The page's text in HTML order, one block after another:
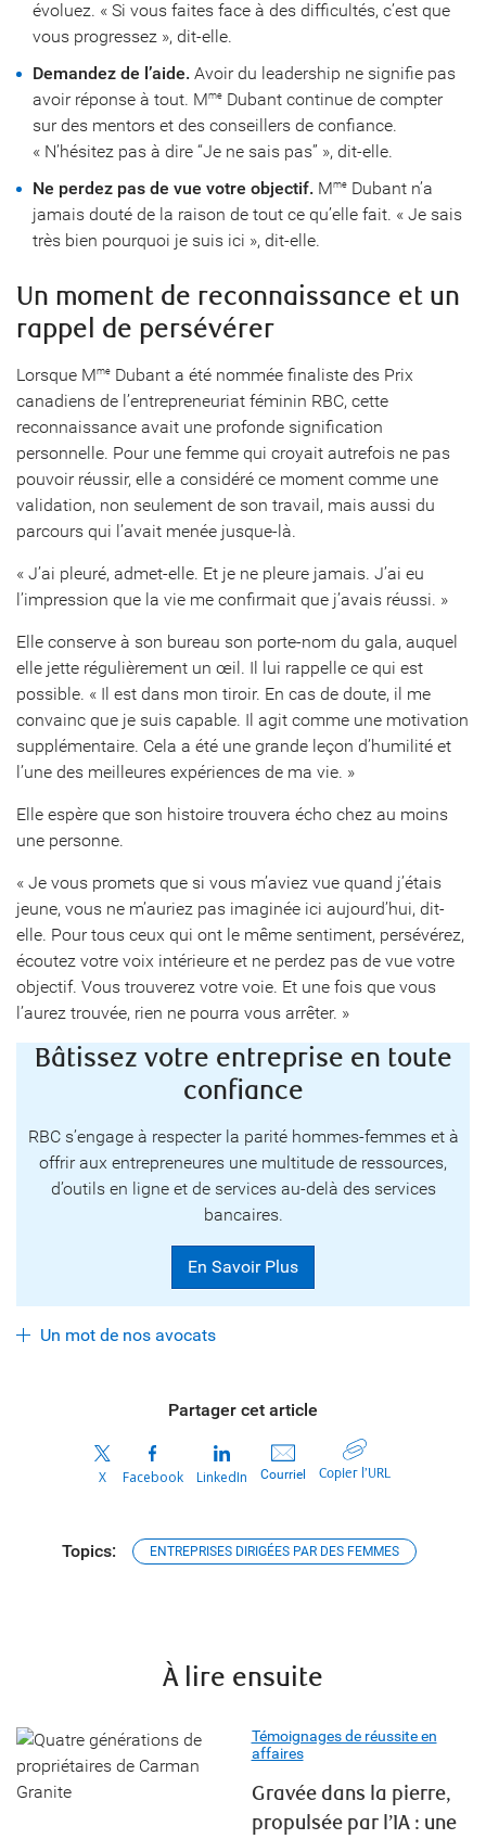
évoluez. « Si vous faites face à des difficultés, c’est que
vous progressez », dit-elle.
Demandez de l’aide. Avoir du leadership ne signifie pas
avoir réponse à tout. Mme Dubant continue de compter
sur des mentors et des conseillers de confiance.
« N’hésitez pas à dire “Je ne sais pas” », dit-elle.
Ne perdez pas de vue votre objectif. Mme Dubant n’a
jamais douté de la raison de tout ce qu’elle fait. « Je sais
très bien pourquoi je suis ici », dit-elle.
Un moment de reconnaissance et un
rappel de persévérer
Lorsque Mme Dubant a été nommée finaliste des Prix
canadiens de l’entrepreneuriat féminin RBC, cette
reconnaissance avait une profonde signification
personnelle. Pour une femme qui croyait autrefois ne pas
pouvoir réussir, elle a considéré ce moment comme une
validation, non seulement de son travail, mais aussi du
parcours qui l’avait menée jusque-là.
« J’ai pleuré, admet-elle. Et je ne pleure jamais. J’ai eu
l’impression que la vie me confirmait que j’avais réussi. »
Elle conserve à son bureau son porte-nom du gala, auquel
elle jette régulièrement un œil. Il lui rappelle ce qui est
possible. « Il est dans mon tiroir. En cas de doute, il me
convainc que je suis capable. Il agit comme une motivation
supplémentaire. Cela a été une grande leçon d’humilité et
l’une des meilleures expériences de ma vie. »
Elle espère que son histoire trouvera écho chez au moins
une personne.
« Je vous promets que si vous m’aviez vue quand j’étais
jeune, vous ne m’auriez pas imaginée ici aujourd’hui, dit-
elle. Pour tous ceux qui ont le même sentiment, persévérez,
écoutez votre voix intérieure et ne perdez pas de vue votre
objectif. Vous trouverez votre voie. Et une fois que vous
l’aurez trouvée, rien ne pourra vous arrêter. »
Bâtissez votre entreprise en toute
confiance
RBC s’engage à respecter la parité hommes-femmes et à
offrir aux entrepreneures une multitude de ressources,
d’outils en ligne et de services au-delà des services
bancaires.
En Savoir Plus
Un mot de nos avocats
Partager cet article
X Facebook LinkedIn Courriel Copier l’URL
Topics: ENTREPRISES DIRIGÉES PAR DES FEMMES
À lire ensuite
Témoignages de réussite en
affaires
Gravée dans la pierre,
propulsée par l’IA : une